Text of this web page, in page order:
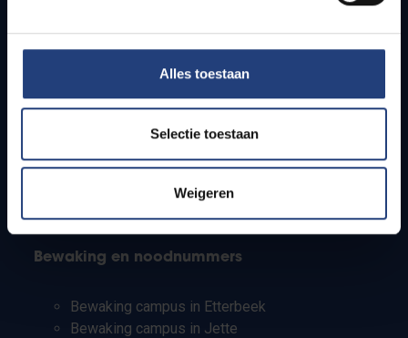
Alles toestaan
Selectie toestaan
Weigeren
Studenten
PhD-studenten
Leerkrachten en secundaire scholen
Bewaking en noodnummers
Bewaking campus in Etterbeek
Bewaking campus in Jette